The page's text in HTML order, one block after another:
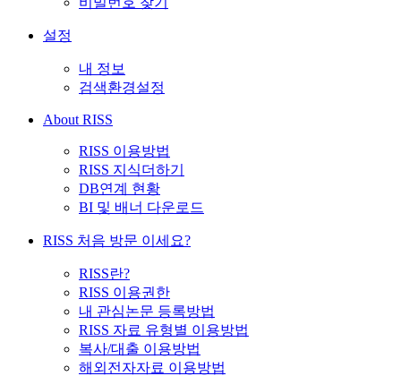
설정
내 정보
검색환경설정
About RISS
RISS 이용방법
RISS 지식더하기
DB연계 현황
BI 및 배너 다운로드
RISS 처음 방문 이세요?
RISS란?
RISS 이용권한
내 관심논문 등록방법
RISS 자료 유형별 이용방법
복사/대출 이용방법
해외전자자료 이용방법